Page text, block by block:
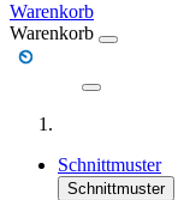
Warenkorb
Warenkorb
Schnittmuster
Schnittmuster